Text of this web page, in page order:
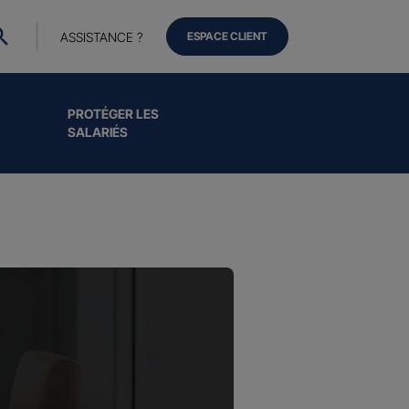
PROTÉGER LES
SALARIÉS
ASSISTANCE ? ESPACE CLIENT